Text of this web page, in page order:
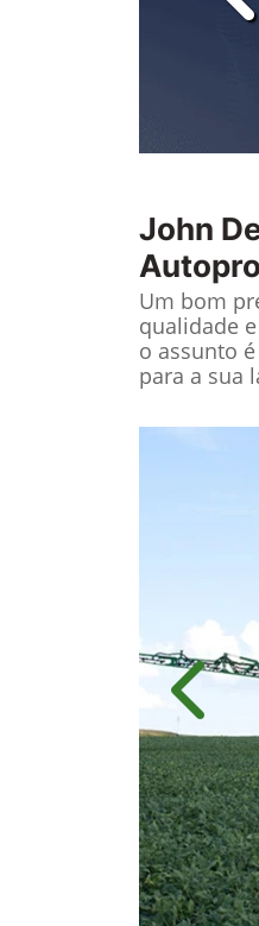
John
Um bom
qualidade
o assunto
para a sua
Anterior